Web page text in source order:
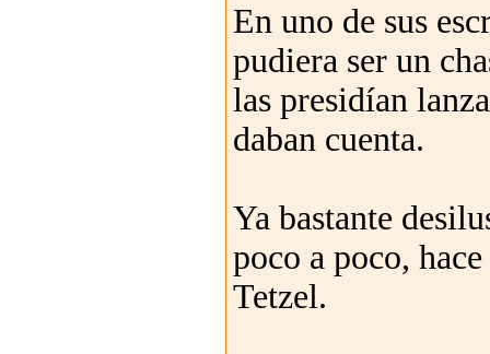
En uno de sus
pudiera ser un
las presidían
daban cuenta.
Ya bastante
poco a poco,
Tetzel.